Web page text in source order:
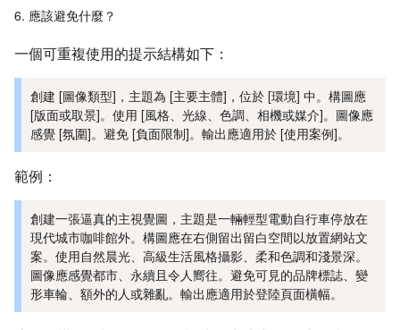
應該避免什麼？
一個可重複使用的提示結構如下：
創建 [圖像類型]，主題為 [主要主體]，位於 [環境] 中。構圖應
[版面或取景]。使用 [風格、光線、色調、相機或媒介]。圖像應
感覺 [氛圍]。避免 [負面限制]。輸出應適用於 [使用案例]。
範例：
創建一張逼真的主視覺圖，主題是一輛輕型電動自行車停放在
現代城市咖啡館外。構圖應在右側留出留白空間以放置網站文
案。使用自然晨光、高級生活風格攝影、柔和色調和淺景深。
圖像應感覺都市、永續且令人嚮往。避免可見的品牌標誌、變
形車輪、額外的人或雜亂。輸出應適用於登陸頁面橫幅。